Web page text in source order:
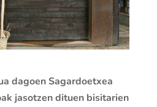
dagoen Sagardoetxea
jasotzen dituen bisitarien